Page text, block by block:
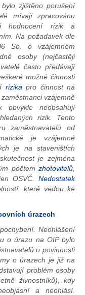
zjištěno porušení
mívají zpracovánu
hodnocení rizik a
Na požadavek dle
Sb. o vzájemném
osoby (nejčastěji
často předávají
možné činnosti
rizika pro činnost na
vzájemně
obvykle neobsahují
rizik. Tento
zaměstnavatelů od
je vzájemné
je na staveništích
je zejména
počtem zhotovitelů,
OSVČ. Nedostatek
které vedou ke
úrazech
Neohlášení
o úrazu na OIP bylo
o povinnosti
o úrazech je již na
problém osoby
živnostníků), kdy
a neohlásí.